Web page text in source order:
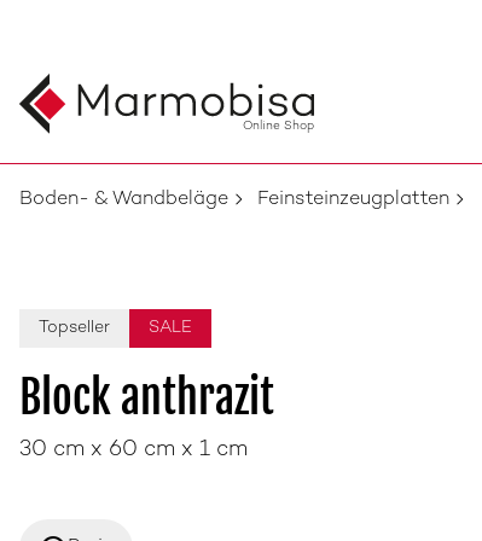
Online Shop
Boden- & Wandbeläge Feinsteinzeugplatten
Topseller SALE
Block anthrazit
30 cm x 60 cm x 1 cm